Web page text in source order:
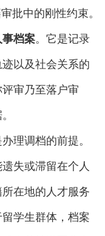
批中的刚性约束。
事档案。它是记录
以及社会关系的
审乃至落户审
理调档的前提。
失或滞留在个人
在地的人才服务
学生群体，档案